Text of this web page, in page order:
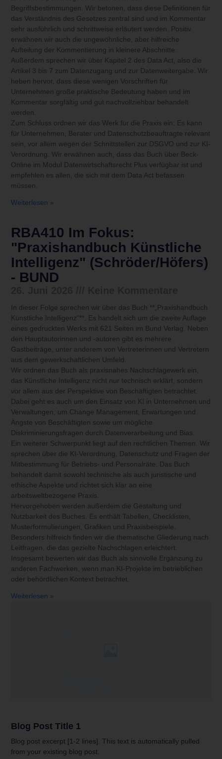
Begriffsbestimmungen. Wir betonen, dass diese Definitionen für
das Verständnis des Gesetzes zentral sind und im Kommentar
sehr ausführlich und schrittweise erläutert werden. Positiv
erwähnen wir auch die ungewöhnliche, aber hilfreiche
Aufteilung der Kommentierung in kleinere Abschnitte.
Außerdem sprechen wir über Kapitel 2 des Data Act, also die
Artikel 3 bis 7 zum Datenzugang und zur Datenweitergabe. Wir
heben hervor, dass diese wenigen Vorschriften für
Unternehmen große praktische Bedeutung haben und im
Kommentar sorgfältig und gut nachvollziehbar behandelt
werden.
Zum Schluss ordnen wir das Werk für die Praxis ein: Es kann
für Unternehmen, Berater und Datenschutzbeauftragte relevant
sein, vor allem wegen der Schnittstellen zur DSGVO und zur KI-
Verordnung. Wir erwähnen auch, dass das Buch über Beck-
Online im Modul Datenwirtschaftsrecht Plus verfügbar ist und
empfehlen es allen, die sich mit dem Data Act befassen
müssen.
Weiterlesen »
RBA410 Im Fokus:
"Praxishandbuch Künstliche
Intelligenz" (Schröder/Höfers)
- BUND
In dieser Folge sprechen wir über das Buch **„Praxishandbuch
Künstliche Intelligenz“**. Es handelt sich um die zweite Auflage
eines gedruckten Werks mit 621 Seiten im Bund Verlag. Neben
den Hauptautorinnen und -autoren gibt es mehrere
Gastbeiträge, unter anderem von Vertreterinnen und Vertretern
aus dem gewerkschaftlichen Umfeld.
Wir ordnen das Buch als praxisnahes Nachschlagewerk ein,
das Künstliche Intelligenz nicht nur technisch erklärt, sondern
vor allem aus der Perspektive von Beschäftigten betrachtet.
Dabei geht es auch um den Einsatz von KI in Unternehmen und
Verwaltungen, um Change Management, Erwartungen und
Ängste von Beschäftigten sowie um mögliche
Diskriminierungsfragen durch Datenverarbeitung und Bias.
Ein weiterer Schwerpunkt liegt auf den rechtlichen Themen. Wir
sprechen über die KI-Verordnung, Datenschutz und Fragen der
Mitbestimmung für Betriebs- und Personalräte. Das Buch
behandelt damit sowohl technische als auch juristische und
ethische Aspekte und richtet sich klar an eine
arbeitsweltbezogene Praxis.
Hervorgehoben werden außerdem die Gestaltung und
Nutzbarkeit des Buches. Es enthält Tabellen, Checklisten,
Musterformulierungen, Grafiken und Praxisbeispiele.
Besonders hilfreich finden wir die thematische Gliederung nach
Leitfragen, die das gezielte Nachschlagen erleichtert.
Insgesamt bewerten wir das Buch als sinnvolle Ergänzung zu
anderen Fachwerken, wenn man KI-Projekte im betrieblichen
oder behördlichen Kontext betrachtet.
Weiterlesen »
Blog Post Title 1
Blog post excerpt [1-2 lines]. This text is automatically pulled
from your existing blog post.